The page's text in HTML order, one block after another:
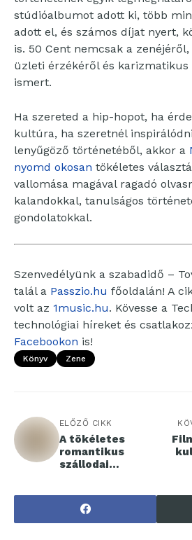
stúdióalbumot adott ki, több
adott el, és számos díjat nyert,
is. 50 Cent nemcsak a
üzleti érzékéről és karizmatikus
ismert.
Ha szereted a hip-hopot, ha
kultúra, ha szeretnél
lenyűgöző történetéből, akkor a
nyomd okosan tökéletes
vallomása magával ragadó
kalandokkal, tanulságos
gondolatokkal.
Szenvedélyünk a szabadidő –
talál a Passzio.hu főoldalán! A
volt az 1music.hu. Kövesse a
technológiai híreket és
Facebookon is!
Könyv Zene
ELŐZŐ CIKK
A tökéletes
romantikus
szállodai